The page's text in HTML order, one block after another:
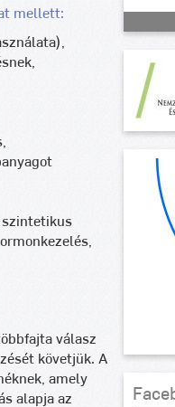
mellett:
szintetikus
válasz
követjük. A
amely
alapja az